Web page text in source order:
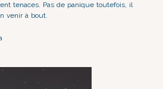
tenaces. Pas de panique toutefois, il
venir à bout.